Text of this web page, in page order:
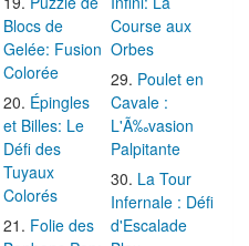
Blocs de
Gelée: Fusion
Colorée
Épingles
et Billes: Le
Défi des
Tuyaux
Colorés
Folie des
Course aux
Orbes
Poulet en
Cavale :
L'Ã‰vasion
Palpitante
La Tour
Infernale : Défi
d'Escalade